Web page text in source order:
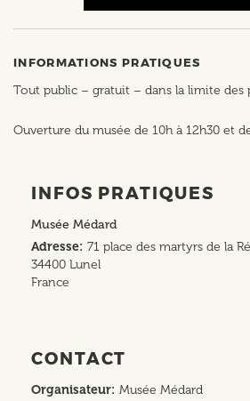
INFORMATIONS PRATIQUES
Tout public – gratuit – dans la limite des
Ouverture du musée de 10h à 12h30 et
INFOS PRATIQUES
Musée Médard
Adresse 71 place des martyrs de la
34400 Lunel
France
CONTACT
Organisateur Musée Médard